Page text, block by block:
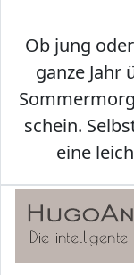
Ob jung
ganze Jahr
schein.
eine